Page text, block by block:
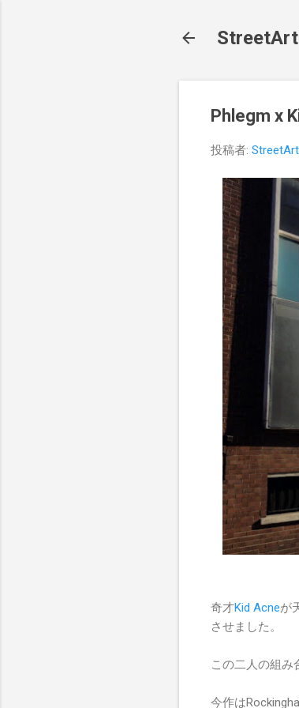
Phlegm x
投稿者:
奇才Kid Acneが
させました。
この二人の組み
今作は